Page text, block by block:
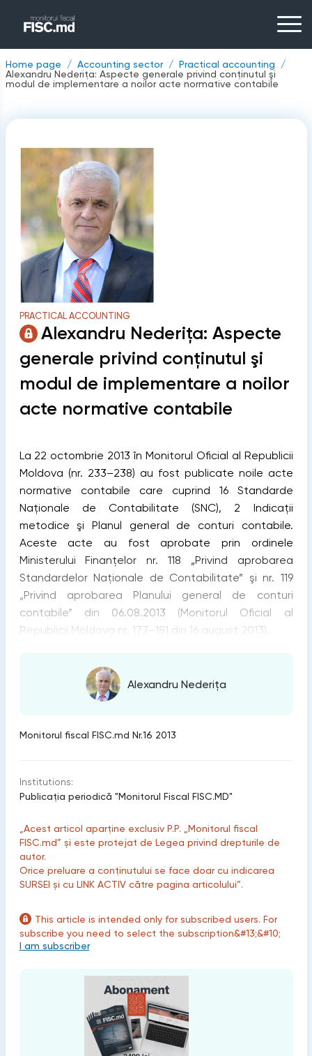
Home page Accounting sector
Practical accounting
Alexandru Nederița: Aspecte generale privind conţinutul şi
modul de implementare a noilor acte normative contabile
PRACTICAL ACCOUNTING
Alexandru Nederița: Aspecte
generale privind conţinutul şi
modul de implementare a noilor
acte normative contabile
La 22 octombrie 2013 în Monitorul Oficial al Republicii
Moldova (nr. 233–238) au fost publicate noile acte
normative contabile care cuprind 16 Standarde
Naţionale de Contabilitate (SNC), 2 Indicaţii
metodice şi Planul general de conturi contabile.
Aceste acte au fost aprobate prin ordinele
Ministerului Finanţelor nr. 118 „Privind aprobarea
Standardelor Naţionale de Contabilitate” şi nr. 119
„Privind aprobarea Planului general de conturi
contabile” din 06.08.2013 (Monitorul Oficial al
Republicii Moldova nr. 177–181 din 16 august 2013).
Alexandru Nederița
Monitorul fiscal FISC.md Nr.16 2013
Institutions:
Publicaţia periodică "Monitorul Fiscal FISC.MD"
„Acest articol aparține exclusiv P.P. „Monitorul fiscal
FISC.md” și este protejat de Legea privind drepturile de
autor.
Orice preluare a conținutului se face doar cu indicarea
SURSEI și cu LINK ACTIV către pagina articolului”.
This article is intended only for subscribed users. For
subscribe you need to select the subscription&#13;&#10;
I am subscriber